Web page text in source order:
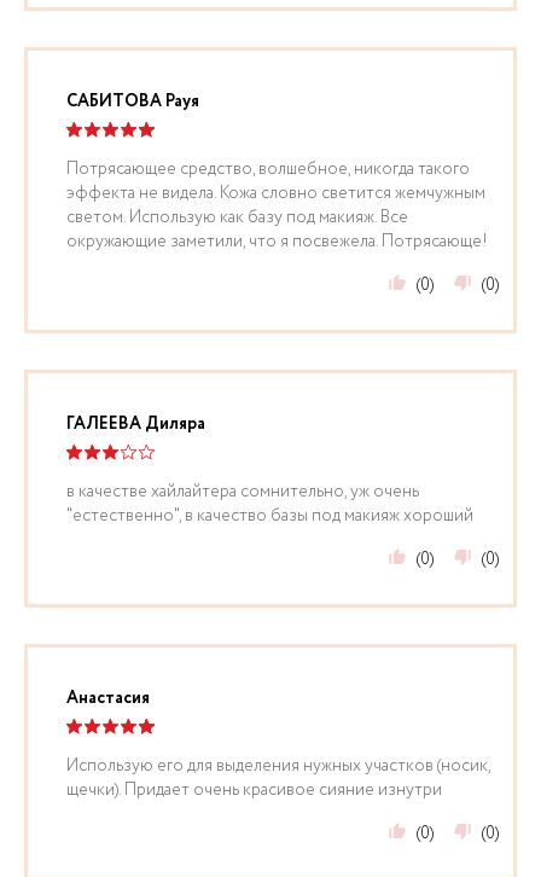
САБИТОВА Рауя
Потрясающее средство, волшебное, никогда такого
эффекта не видела. Кожа словно светится жемчужным
светом. Использую как базу под макияж. Все
окружающие заметили, что я посвежела. Потрясающе!
(0)
(0)
ГАЛЕЕВА Диляра
в качестве хайлайтера сомнительно, уж очень
"естественно", в качество базы под макияж хороший
(0)
(0)
Анастасия
Использую его для выделения нужных участков (носик,
щечки). Придает очень красивое сияние изнутри
(0)
(0)